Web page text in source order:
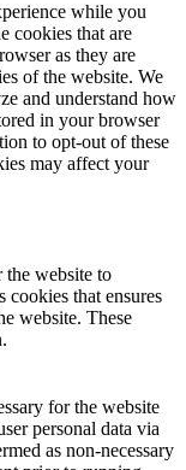
while you
cookies that are
as they are
of the website. We
and understand how
in your browser
to opt-out of these
may affect your
the website to
that ensures
website. These
for the website
personal data via
as non-necessary